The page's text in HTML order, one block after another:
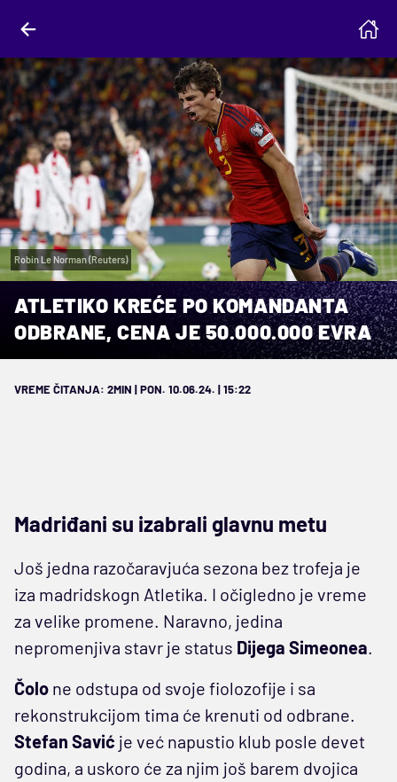
Robin Le Norman (Reuters)
ATLETIKO KREĆE PO KOMANDANTA
ODBRANE, CENA JE 50.000.000 EVRA
VREME ČITANJA: 2MIN | PON. 10.06.24. | 15:22
Madriđani su izabrali glavnu metu
Još jedna razočaravjuća sezona bez trofeja je
iza madridskogn Atletika. I očigledno je vreme
za velike promene. Naravno, jedina
nepromenjiva stavr je status Dijega Simeonea.
Čolo ne odstupa od svoje fiolozofije i sa
rekonstrukcijom tima će krenuti od odbrane.
Stefan Savić je već napustio klub posle devet
godina, a uskoro će za njim još barem dvojica